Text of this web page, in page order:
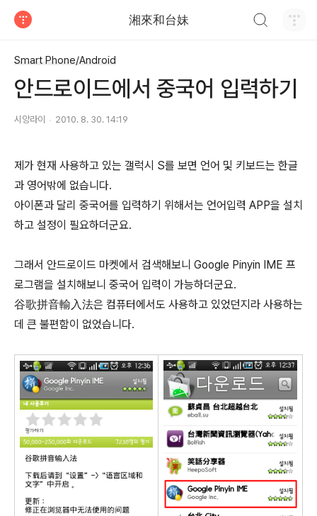
湘來和台妹
Smart Phone/Android
안드로이드에서 중국어 입력하기
시앙라이 2010. 8. 30. 14:19
제가 현재 사용하고 있는 갤럭시 S를 보면 언어 및 키보드는 한글
과 영어밖에 없습니다.
아이폰과 달리 중국어를 입력하기 위해서는 언어입력 APP을 설치
하고 설정이 필요하더군요.
그래서 안드로이드 마켓에서 검색해보니 Google Pinyin IME 프
로그램을 설치해보니 중국어 입력이 가능하더군요.
谷歌拼音輸入法은 컴퓨터에서도 사용하고 있었던지라 사용하는
데 큰 불편함이 없었습니다.